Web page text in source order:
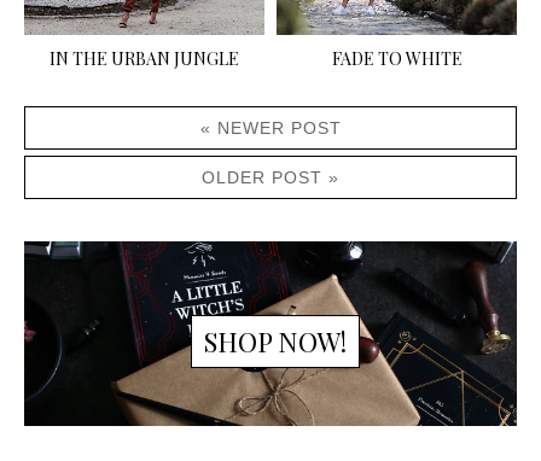
IN THE URBAN JUNGLE FADE TO WHITE
« NEWER POST
OLDER POST »
SHOP NOW!